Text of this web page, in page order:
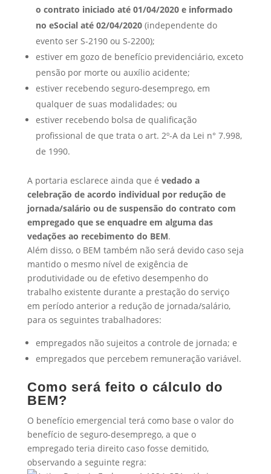
o contrato iniciado até 01/04/2020 e informado
no eSocial até 02/04/2020(independente do
evento ser S-2190 ou S-2200);
estiver em gozo de benefício previdenciário, exceto
pensão por morte ou auxílio acidente;
estiver recebendo seguro-desemprego, em
qualquer de suas modalidades; ou
estiver recebendo bolsa de qualificação
profissional de que trata o art. 2º-A da Lei n° 7.998,
de 1990.
A portaria esclarece ainda que é vedado a
celebração de acordo individual por redução de
jornada/salário ou de suspensão do contrato com
empregado que se enquadre em alguma das
vedações ao recebimento do BEM.
Além disso, o BEM também não será devido caso seja
mantido o mesmo nível de exigência de
produtividade ou de efetivo desempenho do
trabalho existente durante a prestação do serviço
em período anterior a redução de jornada/salário,
para os seguintes trabalhadores:
empregados não sujeitos a controle de jornada; e
empregados que percebem remuneração variável.
Como será feito o cálculo do
BEM?
O benefício emergencial terá como base o valor do
benefício de seguro-desemprego, a que o
empregado teria direito caso fosse demitido,
observando a seguinte regra: